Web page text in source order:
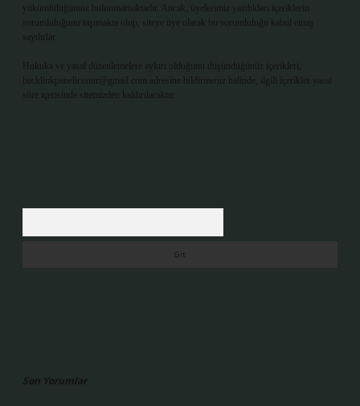
yükümlülüğümüz bulunmamaktadır. Ancak, üyelerimiz yazdıkları içeriklerin
sorumluluğunu taşımakta olup, siteye üye olarak bu sorumluluğu kabul etmiş
sayılırlar.
Hukuka ve yasal düzenlemelere aykırı olduğunu düşündüğünüz içerikleri,
backlinkpanelicomtr@gmail.com
adresine bildirmeniz halinde, ilgili içerikler yasal
süre içerisinde sitemizden kaldırılacaktır.
Son Yorumlar